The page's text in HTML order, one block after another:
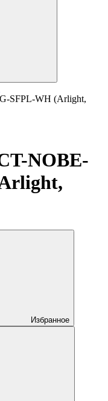
SFPL-WH (Arlight,
NOBE-
Избранное